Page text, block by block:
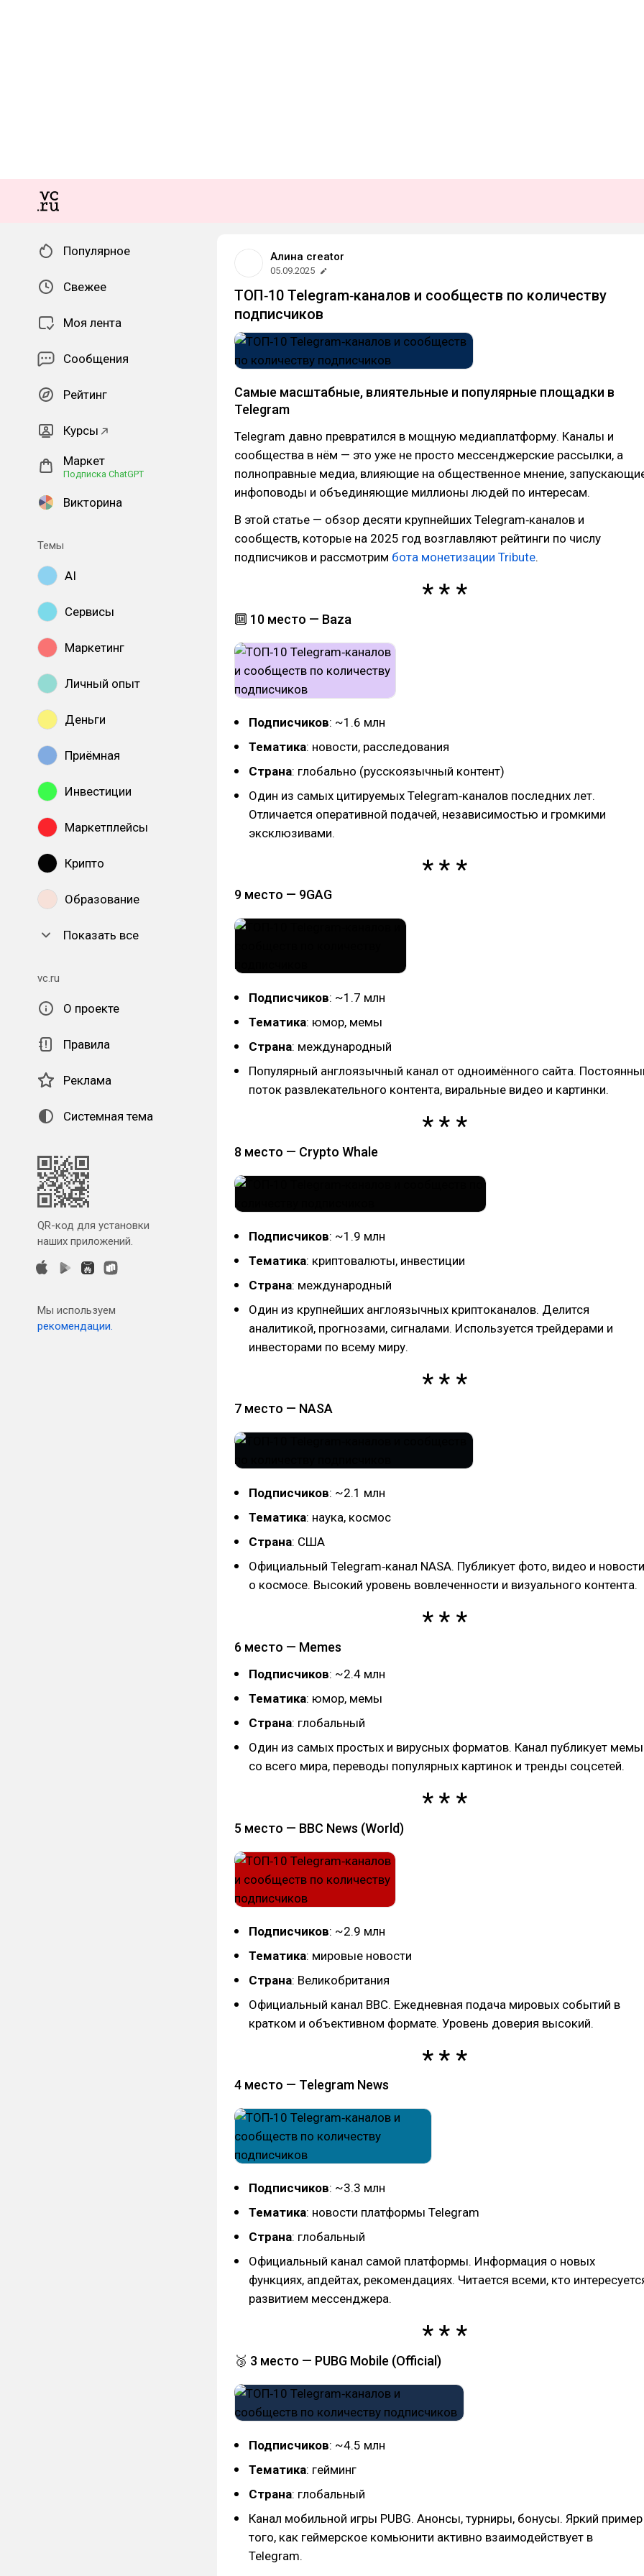
Популярное
Свежее
Моя лента
Сообщения
Рейтинг
Курсы
Маркет
Подписка ChatGPT
Викторина
Темы
AI
Сервисы
Маркетинг
Личный опыт
Деньги
Приёмная
Инвестиции
Маркетплейсы
Крипто
Образование
Показать все
vc.ru
О проекте
Правила
Реклама
Системная тема
QR-код для установки
наших приложений.
Мы используем
рекомендации.
Алина creator
05.09.2025
ТОП‑10 Telegram‑каналов и сообществ по количеству
подписчиков
Самые масштабные, влиятельные и популярные площадки в
Telegram
Telegram давно превратился в мощную медиаплатформу. Каналы и
сообщества в нём — это уже не просто мессенджерские рассылки, а
полноправные медиа, влияющие на общественное мнение,
инфоповоды и объединяющие миллионы людей по интересам.
В этой статье — обзор десяти крупнейших Telegram‑каналов и
сообществ, которые на 2025 год возглавляют рейтинги по числу
подписчиков и рассмотрим бота монетизации Tribute.
🔟 10 место — Baza
Подписчиков: ~1.6 млн
Тематика: новости, расследования
Страна: глобально (русскоязычный контент)
Один из самых цитируемых Telegram‑каналов последних лет.
Отличается оперативной подачей, независимостью и громкими
эксклюзивами.
9 место — 9GAG
Подписчиков: ~1.7 млн
Тематика: юмор, мемы
Страна: международный
Популярный англоязычный канал от одноимённого сайта.
поток развлекательного контента, виральные видео и картинки.
8 место — Crypto Whale
Подписчиков: ~1.9 млн
Тематика: криптовалюты, инвестиции
Страна: международный
Один из крупнейших англоязычных криптоканалов. Делится
аналитикой, прогнозами, сигналами. Используется трейдерами и
инвесторами по всему миру.
7 место — NASA
Подписчиков: ~2.1 млн
Тематика: наука, космос
Страна: США
Официальный Telegram‑канал NASA. Публикует фото, видео и новости
о космосе. Высокий уровень вовлеченности и визуального контента.
6 место — Memes
Подписчиков: ~2.4 млн
Тематика: юмор, мемы
Страна: глобальный
Один из самых простых и вирусных форматов. Канал публикует мемы
со всего мира, переводы популярных картинок и тренды соцсетей.
5 место — BBC News (World)
Подписчиков: ~2.9 млн
Тематика: мировые новости
Страна: Великобритания
Официальный канал BBC. Ежедневная подача мировых событий в
кратком и объективном формате. Уровень доверия высокий.
4 место — Telegram News
Подписчиков: ~3.3 млн
Тематика: новости платформы Telegram
Страна: глобальный
Официальный канал самой платформы. Информация о новых
функциях, апдейтах, рекомендациях. Читается всеми, кто
развитием мессенджера.
🥉 3 место — PUBG Mobile (Official)
Подписчиков: ~4.5 млн
Тематика: гейминг
Страна: глобальный
Канал мобильной игры PUBG. Анонсы, турниры, бонусы. Яркий пример
того, как геймерское комьюнити активно взаимодействует в
Telegram.